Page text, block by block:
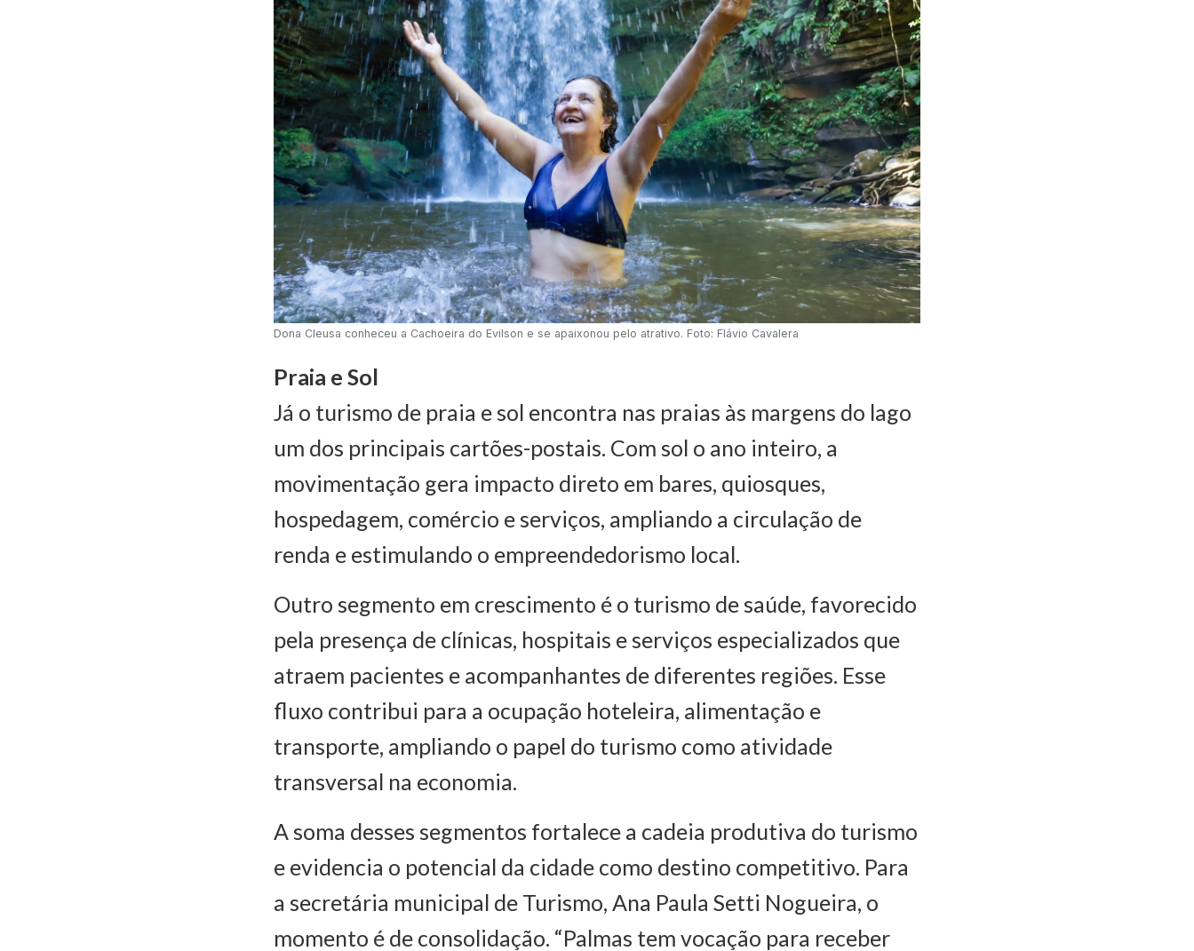
Dona Cleusa conheceu a Cachoeira do Evilson e se apaixonou pelo atrativo. Foto: Flávio Cavalera
Praia e Sol
Já o turismo de praia e sol encontra nas praias às margens do lago
um dos principais cartões-postais. Com sol o ano inteiro, a
movimentação gera impacto direto em bares, quiosques,
hospedagem, comércio e serviços, ampliando a circulação de
renda e estimulando o empreendedorismo local.
Outro segmento em crescimento é o turismo de saúde, favorecido
pela presença de clínicas, hospitais e serviços especializados que
atraem pacientes e acompanhantes de diferentes regiões. Esse
fluxo contribui para a ocupação hoteleira, alimentação e
transporte, ampliando o papel do turismo como atividade
transversal na economia.
A soma desses segmentos fortalece a cadeia produtiva do turismo
e evidencia o potencial da cidade como destino competitivo. Para
a secretária municipal de Turismo, Ana Paula Setti Nogueira, o
momento é de consolidação. “Palmas tem vocação para receber